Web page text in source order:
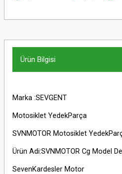
Ürün Bilgisi
Marka :SEVGENT
Motosiklet YedekParça
SVNMOTOR Motosiklet
Ürün Adi:SVNMOTOR Cg Model
SevenKardesler Motor